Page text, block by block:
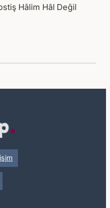
Hâlim Hâl Değil